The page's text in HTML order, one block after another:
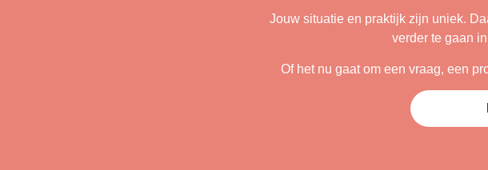
Jouw situatie en praktijk zijn uniek.
verder te gaan
Of het nu gaat om een vraag, een